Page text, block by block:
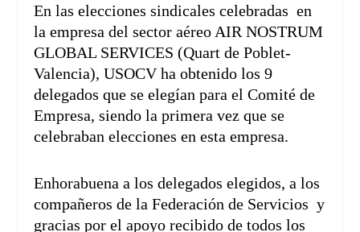
En las elecciones sindicales celebradas en
la empresa del sector aéreo AIR NOSTRUM
GLOBAL SERVICES (Quart de Poblet-
Valencia), USOCV ha obtenido los 9
delegados que se elegían para el Comité de
Empresa, siendo la primera vez que se
celebraban elecciones en esta empresa.
Enhorabuena a los delegados elegidos, a los
compañeros de la Federación de Servicios y
gracias por el apoyo recibido de todos los